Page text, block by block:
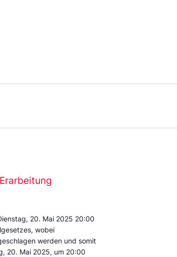
20. Mai 2025 20:00
wobei
werden und somit
20. Mai 2025, um 20:00